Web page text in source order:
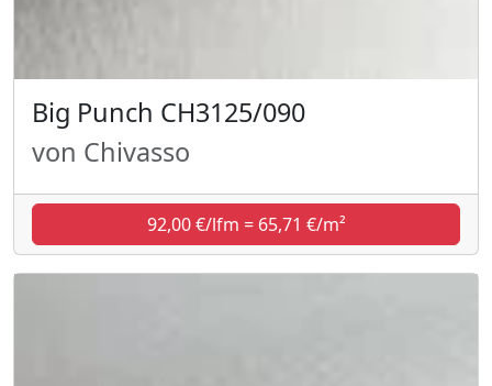
Big Punch CH3125/090
von Chivasso
92,00 €/lfm = 65,71 €/m²